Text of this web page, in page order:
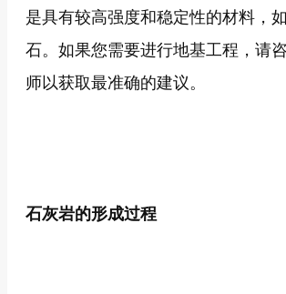
是具有较高强度和稳定性的材料，
石。如果您需要进行地基工程，请
师以获取最准确的建议。
石灰岩的形成过程